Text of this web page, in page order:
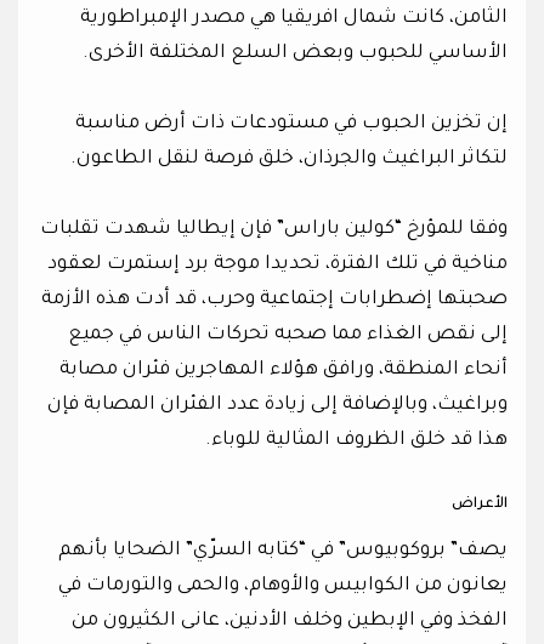
الثامن، كانت شمال افريقيا هي مصدر الإمبراطورية
الأساسي للحبوب وبعض السلع المختلفة الأخرى.
إن تخزين الحبوب في مستودعات ذات أرض مناسبة
لتكاثر البراغيث والجرذان، خلق فرصة لنقل الطاعون.
وفقا للمؤرخ “كولين باراس” فإن إيطاليا شهدت تقلبات
مناخية في تلك الفترة، تحديدا موجة برد إستمرت لعقود
صحبتها إضطرابات إجتماعية وحرب، قد أدت هذه الأزمة
إلى نقص الغذاء مما صحبه تحركات الناس في جميع
أنحاء المنطقة، ورافق هؤلاء المهاجرين فئران مصابة
وبراغيث، وبالإضافة إلى زيادة عدد الفئران المصابة فإن
هذا قد خلق الظروف المثالية للوباء.
الأعراض
يصف” بروكوبيوس” في “كتابه السرّي” الضحايا بأنهم
يعانون من الكوابيس والأوهام، والحمى والتورمات في
الفخذ وفي الإبطين وخلف الأدنين، عانى الكثيرون من